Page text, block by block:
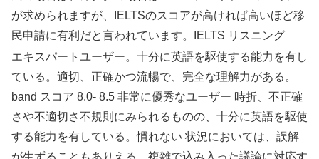
が求められますが、IELTSのスコアが高ければ高いほど移
民申請に有利だと言われています。IELTS リスニング
エキスパートユーザー。十分に英語を駆使する能力を有し
ている。適切、正確かつ流暢で、完全な理解力がある。
band スコア 8.0- 8.5 非常に優秀なユーザー 時折、不正確
さや不適切さ不規則にみられるものの、十分に英語を駆使
する能力を有している。慣れない 状況においては、誤解
が生ずることもありえる。複雑で込み入った議論に対応す